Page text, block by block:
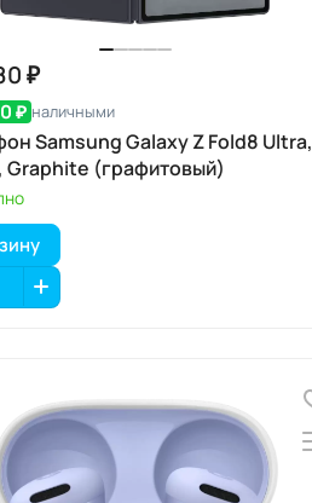
₽
₽ наличными
Samsung Galaxy Z Fold8 Ultra,
Graphite (графитовый)